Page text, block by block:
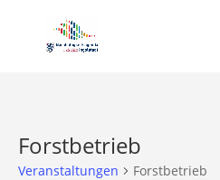
Forstbetrieb
Veranstaltungen Forstbetrieb